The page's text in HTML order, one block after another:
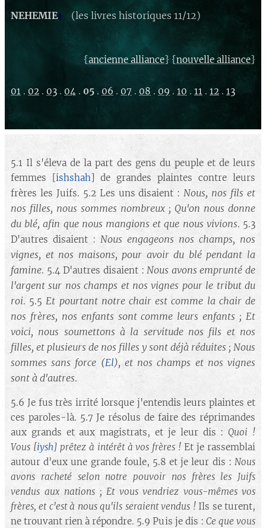
NEHEMIE1 (les livres historiques 11/12)
{ancienne alliance} {nouvelle alliance}
01 . 02 . 03 . 04 . 05 . 06 . 07 . 08 . 09. 10 . 11 . 12 . 13
5.1 Il s'éleva de la part des gens du peuple et de leurs
femmes [ishshah] de grandes plaintes contre leurs
frères les Juifs. 5.2 Les uns disaient :Nous, nos fils et
nos filles, nous sommes nombreux ; Qu'on nous donne
du blé, afin que nous mangions et que nous vivions. 5.3
D'autres disaient :Nous engageons nos champs, nos
vignes, et nos maisons, pour avoir du blé pendant la
famine. 5.4 D'autres disaient :Nous avons emprunté de
l'argent sur nos champs et nos vignes pour le tribut du
roi. 5.5Et pourtant notre chair est comme la chair de
nos frères, nos enfants sont comme leurs enfants ; Et
voici, nous soumettons à la servitude nos fils et nos
filles, et plusieurs de nos filles y sont déjà réduites ; Nous
sommes sans force (El), et nos champs et nos vignes
sont à d'autres.
5.6 Je fus très irrité lorsque j'entendis leurs plaintes et
ces paroles-là. 5.7 Je résolus de faire des réprimandes
aux grands et aux magistrats, et je leur dis :Quoi !
Vous [iysh] prêtez à intérêt à vos frères !Et je rassemblai
autour d'eux une grande foule, 5.8 et je leur dis : Nous
avons racheté selon notre pouvoir nos frères les Juifs
vendus aux nations ; Et vous vendriez vous-mêmes vos
frères, et c'est à nous qu'ils seraient vendus !Ils se turent,
ne trouvant rien à répondre. 5.9 Puis je dis : Ce que vous